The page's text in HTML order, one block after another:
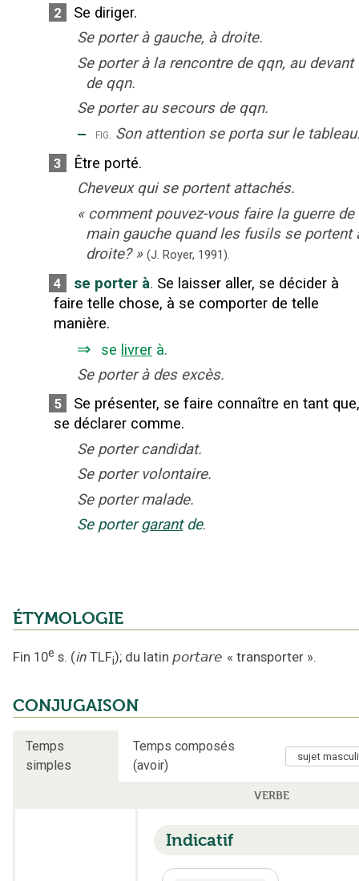
2
Se diriger.
Se porter à gauche, à droite.
Se porter à la rencontre de qqn, au devant
de qqn.
Se porter au secours de qqn.
‒ fig. Son attention se porta sur le
3
Être porté.
Cheveux qui se portent attachés.
« comment pouvez-vous faire la guerre de
main gauche quand les fusils se portent
droite? » (J. Royer, 1991).
4 se porter à. Se laisser aller, se décider à
faire telle chose, à se comporter de telle
manière.
⇒ se livrer à.
Se porter à des excès.
5
Se présenter, se faire connaître en tant que,
se déclarer comme.
Se porter candidat.
Se porter volontaire.
Se porter malade.
Se porter garant de.
ÉTYMOLOGIE
Fin 10e s. (in TLFi); du latin portare « transporter ».
CONJUGAISON
Temps
simples
Temps composés
(avoir)
VERBE
Indicatif